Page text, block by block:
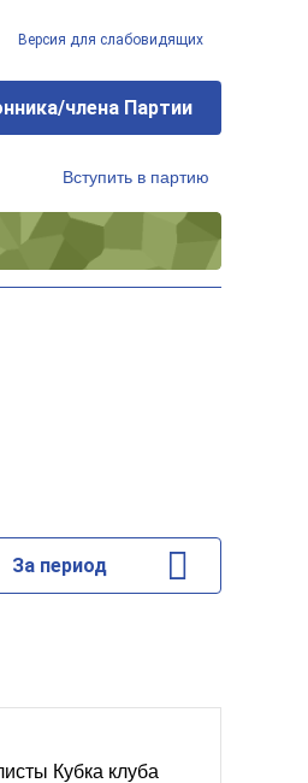
Версия для слабовидящих
члена Партии
Вступить в партию
За период
Кубка клуба